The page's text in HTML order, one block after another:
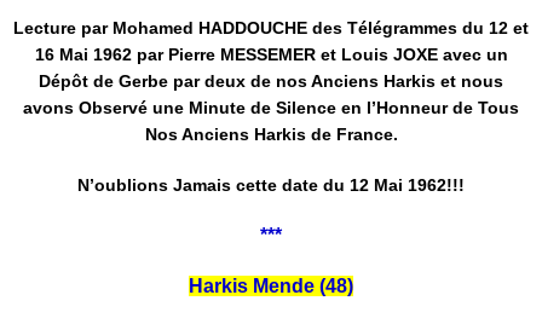
Lecture par Mohamed HADDOUCHE des Télégrammes du 12 et
16 Mai 1962 par Pierre MESSEMER et Louis JOXE avec un
Dépôt de Gerbe par deux de nos Anciens Harkis et nous
avons Observé une Minute de Silence en l’Honneur de Tous
Nos Anciens Harkis de France.
N’oublions Jamais cette date du 12 Mai 1962!!!
***
Harkis Mende (48)